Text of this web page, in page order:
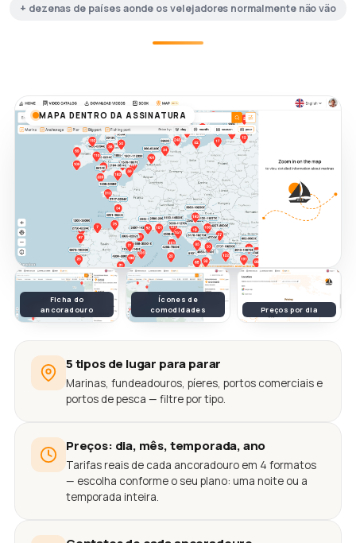
+ dezenas de países aonde os velejadores normalmente não vão
MAPA DENTRO DA ASSINATURA
Ficha do
ancoradouro
Ícones de
comodidades
Preços por dia
5 tipos de lugar para parar
Marinas, fundeadouros, píeres, portos comerciais e
portos de pesca — filtre por tipo.
Preços: dia, mês, temporada, ano
Tarifas reais de cada ancoradouro em 4 formatos
— escolha conforme o seu plano: uma noite ou a
temporada inteira.